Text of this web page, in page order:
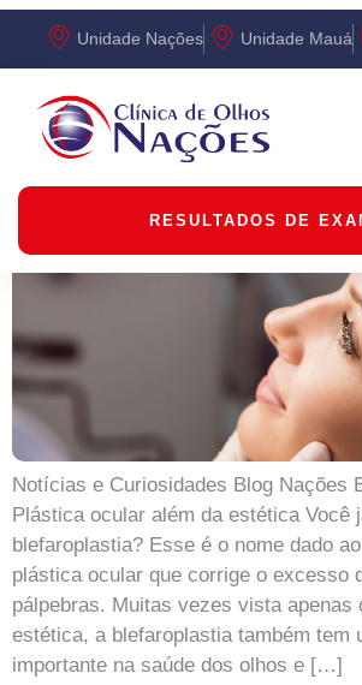
Unidade Nações Unidade Mauá
RESULTADOS DE
Tag:Plástica
Blefaroplastia: Plástica
da estética
Notícias e Curiosidades Blog Nações
Plástica ocular além da estética Você
blefaroplastia? Esse é o nome dado
plástica ocular que corrige o excesso
pálpebras. Muitas vezes vista apenas
estética, a blefaroplastia também tem
importante na saúde dos olhos e […]